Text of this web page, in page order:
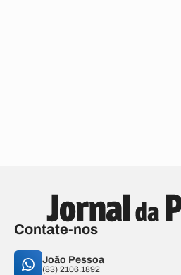
Contate-nos
João Pessoa
(83) 2106.1892